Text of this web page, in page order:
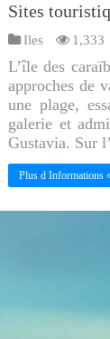
Sites
Iles 1,333
L’île des
approches de
une plage,
galerie et
Gustavia. Sur
Plus d Informations